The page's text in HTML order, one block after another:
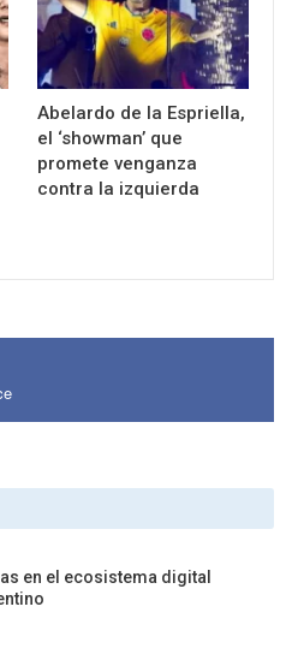
Abelardo de la Espriella,
el ‘showman’ que
promete venganza
contra la izquierda
en el ecosistema digital